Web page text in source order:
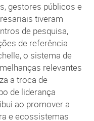
gestores públicos e
tiveram
de pesquisa,
de referência
o sistema de
relevantes
a troca de
de liderança
ao promover a
e ecossistemas